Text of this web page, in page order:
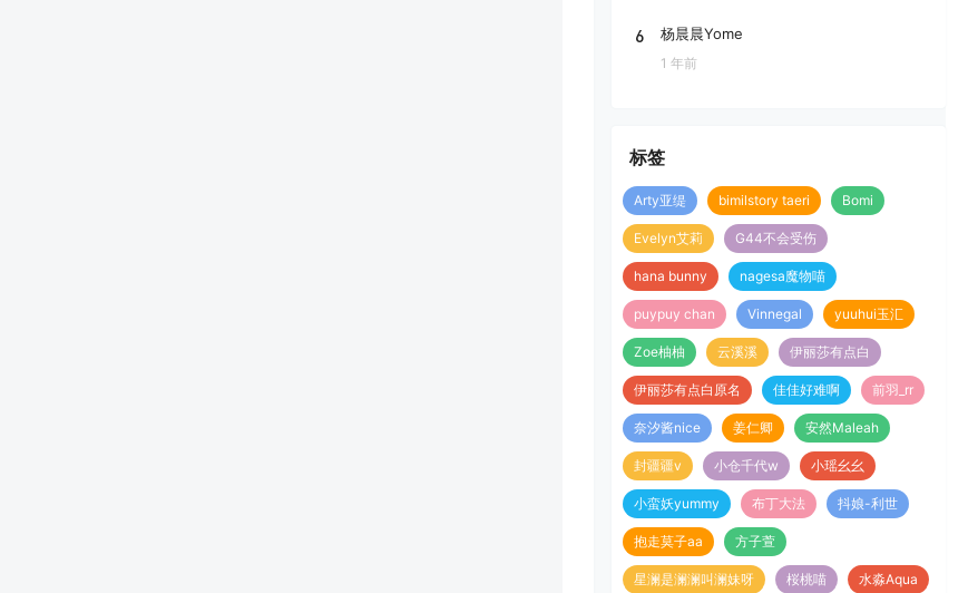
6 杨晨晨Yome
1 年前
标签
Arty亚缇 bimilstory taeri Bomi
Evelyn艾莉 G44不会受伤
hana bunny nagesa魔物喵
puypuy chan Vinnegal yuuhui玉汇
Zoe柚柚 云溪溪 伊丽莎有点白
伊丽莎有点白原名 佳佳好难啊 前羽_rr
奈汐酱nice 姜仁卿 安然Maleah
封疆疆v 小仓千代w 小瑶幺幺
小蛮妖yummy 布丁大法 抖娘-利世
抱走莫子aa 方子萱
星澜是澜澜叫澜妹呀 桜桃喵 水淼Aqua